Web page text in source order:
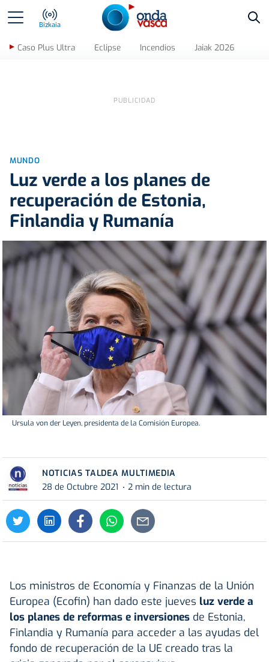
Bizkaia
Caso Plus Ultra Eclipse Incendios Jaiak 2026
MUNDO
Luz verde a los planes de
recuperación de Estonia,
Finlandia y Rumanía
Ursula von der Leyen, presidenta de la Comisión Europea.
NOTICIAS TALDEA MULTIMEDIA
28 de Octubre 2021
2 min de lectura
Los ministros de Economía y Finanzas de la Unión
Europea (Ecofin) han dado este jueves luz verde a
los planes de reformas e inversiones de Estonia,
Finlandia y Rumanía para acceder a las ayudas del
fondo de recuperación de la UE creado tras la